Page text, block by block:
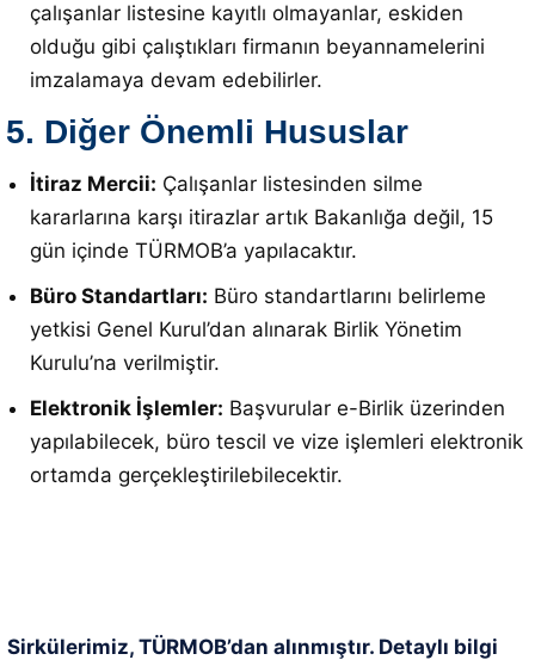
çalışanlar listesine kayıtlı olmayanlar, eskiden
olduğu gibi çalıştıkları firmanın beyannamelerini
imzalamaya devam edebilirler.
5. Diğer Önemli Hususlar
İtiraz Mercii: Çalışanlar listesinden silme
kararlarına karşı itirazlar artık Bakanlığa değil, 15
gün içinde TÜRMOB’a yapılacaktır.
Büro Standartları: Büro standartlarını belirleme
yetkisi Genel Kurul’dan alınarak Birlik Yönetim
Kurulu’na verilmiştir.
Elektronik İşlemler: Başvurular e-Birlik üzerinden
yapılabilecek, büro tescil ve vize işlemleri elektronik
ortamda gerçekleştirilebilecektir.
Sirkülerimiz, TÜRMOB’dan alınmıştır. Detaylı bilgi